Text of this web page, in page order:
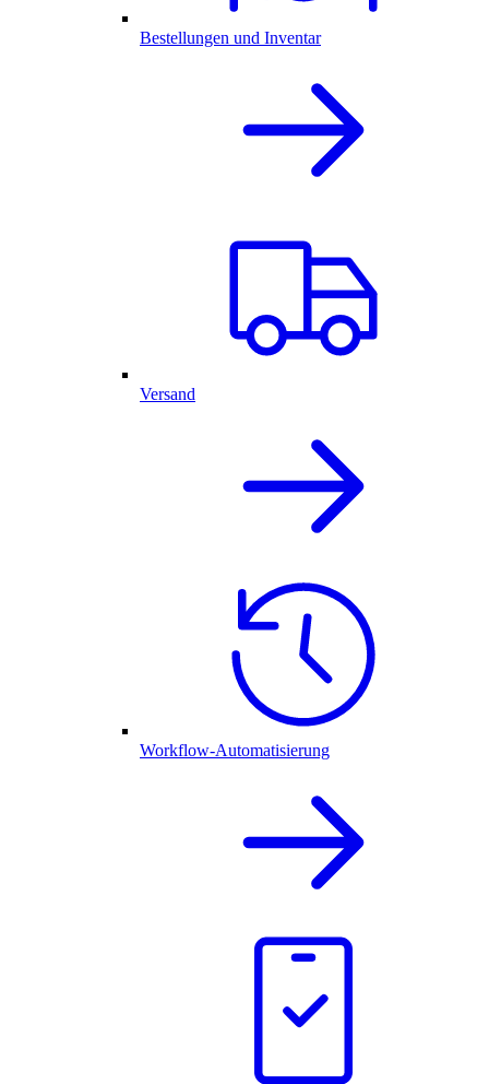
Bestellungen und Inventar
Versand
Workflow-Automatisierung